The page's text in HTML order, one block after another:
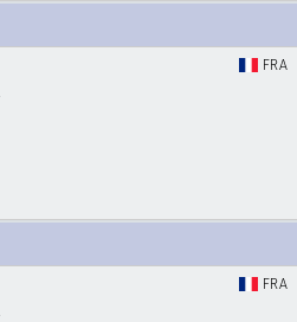
FRA
FRA